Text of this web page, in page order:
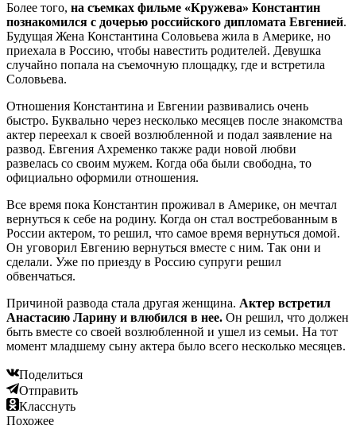
Более того, на съемках фильме «Кружева» Константин
познакомился с дочерью российского дипломата Евгенией.
Будущая Жена Константина Соловьева жила в Америке, но
приехала в Россию, чтобы навестить родителей. Девушка
случайно попала на съемочную площадку, где и встретила
Соловьева.
Отношения Константина и Евгении развивались очень
быстро. Буквально через несколько месяцев после знакомства
актер переехал к своей возлюбленной и подал заявление на
развод. Евгения Ахременко также ради новой любви
развелась со своим мужем. Когда оба были свободна, то
официально оформили отношения.
Все время пока Константин проживал в Америке, он мечтал
вернуться к себе на родину. Когда он стал востребованным в
России актером, то решил, что самое время вернуться домой.
Он уговорил Евгению вернуться вместе с ним. Так они и
сделали. Уже по приезду в Россию супруги решил
обвенчаться.
Причиной развода стала другая женщина. Актер встретил
Анастасию Ларину и влюбился в нее. Он решил, что должен
быть вместе со своей возлюбленной и ушел из семьи. На тот
момент младшему сыну актера было всего несколько месяцев.
Поделиться
Отправить
Класснуть
Похожее